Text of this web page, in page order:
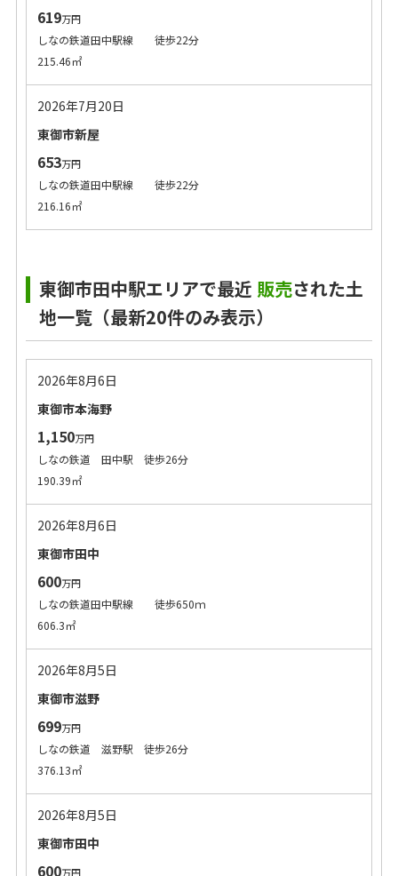
619万円
しなの鉄道田中駅線 徒歩22分
215.46㎡
2026年7月20日
東御市新屋
653万円
しなの鉄道田中駅線 徒歩22分
216.16㎡
東御市田中駅エリアで最近 販売された土
地一覧（最新20件のみ表示）
2026年8月6日
東御市本海野
1,150万円
しなの鉄道 田中駅 徒歩26分
190.39㎡
2026年8月6日
東御市田中
600万円
しなの鉄道田中駅線 徒歩650ｍ
606.3㎡
2026年8月5日
東御市滋野
699万円
しなの鉄道 滋野駅 徒歩26分
376.13㎡
2026年8月5日
東御市田中
600万円